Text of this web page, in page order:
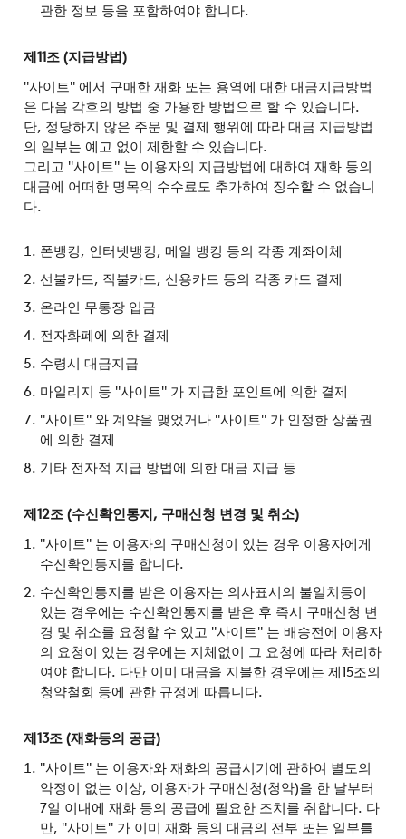
관한 정보 등을 포함하여야 합니다.
제11조 (지급방법)
"사이트" 에서 구매한 재화 또는 용역에 대한 대금지급방법
은 다음 각호의 방법 중 가용한 방법으로 할 수 있습니다.
단, 정당하지 않은 주문 및 결제 행위에 따라 대금 지급방법
의 일부는 예고 없이 제한할 수 있습니다.
그리고 "사이트" 는 이용자의 지급방법에 대하여 재화 등의
대금에 어떠한 명목의 수수료도 추가하여 징수할 수 없습니
다.
폰뱅킹, 인터넷뱅킹, 메일 뱅킹 등의 각종 계좌이체
선불카드, 직불카드, 신용카드 등의 각종 카드 결제
온라인 무통장 입금
전자화폐에 의한 결제
수령시 대금지급
마일리지 등 "사이트" 가 지급한 포인트에 의한 결제
"사이트" 와 계약을 맺었거나 "사이트" 가 인정한 상품권
에 의한 결제
기타 전자적 지급 방법에 의한 대금 지급 등
제12조 (수신확인통지, 구매신청 변경 및 취소)
"사이트" 는 이용자의 구매신청이 있는 경우 이용자에게
수신확인통지를 합니다.
수신확인통지를 받은 이용자는 의사표시의 불일치등이
있는 경우에는 수신확인통지를 받은 후 즉시 구매신청 변
경 및 취소를 요청할 수 있고 "사이트" 는 배송전에 이용자
의 요청이 있는 경우에는 지체없이 그 요청에 따라 처리하
여야 합니다. 다만 이미 대금을 지불한 경우에는 제15조의
청약철회 등에 관한 규정에 따릅니다.
제13조 (재화등의 공급)
"사이트" 는 이용자와 재화의 공급시기에 관하여 별도의
약정이 없는 이상, 이용자가 구매신청(청약)을 한 날부터
7일 이내에 재화 등의 공급에 필요한 조치를 취합니다. 다
만, "사이트" 가 이미 재화 등의 대금의 전부 또는 일부를